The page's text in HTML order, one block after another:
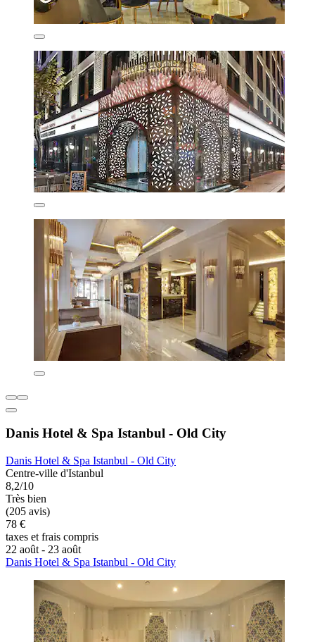
Danis Hotel & Spa Istanbul - Old City
Danis Hotel & Spa Istanbul - Old City
Centre-ville d'Istanbul
8,2/10
Très bien
(205 avis)
78 €
taxes et frais compris
22 août - 23 août
Danis Hotel & Spa Istanbul - Old City